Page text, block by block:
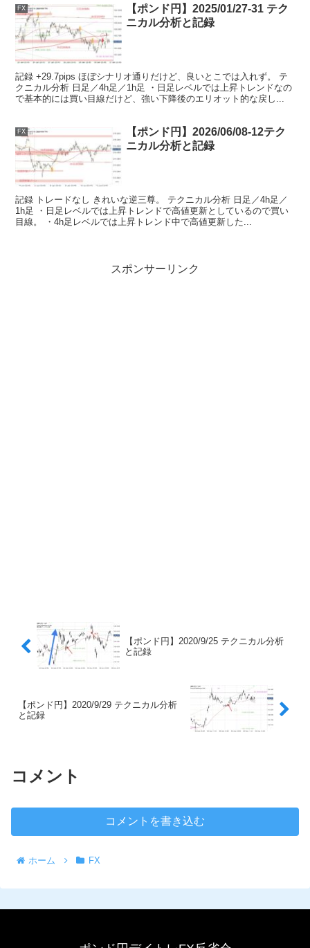
FX
【ポンド円】2025/01/27-31 テク
ニカル分析と記録
記録 +29.7pips ほぼシナリオ通りだけど、良いとこでは入れず。 テ
クニカル分析 日足／4h足／1h足 ・日足レベルでは上昇トレンドなの
で基本的には買い目線だけど、強い下降後のエリオット的な戻し...
FX
【ポンド円】2026/06/08-12テク
ニカル分析と記録
記録 トレードなし きれいな逆三尊。 テクニカル分析 日足／4h足／
1h足 ・日足レベルでは上昇トレンドで高値更新としているので買い
目線。 ・4h足レベルでは上昇トレンド中で高値更新した...
スポンサーリンク
【ポンド円】2020/9/25 テクニカル分析
と記録
【ポンド円】2020/9/29 テクニカル分析
と記録
コメント
コメントを書き込む
ホーム FX